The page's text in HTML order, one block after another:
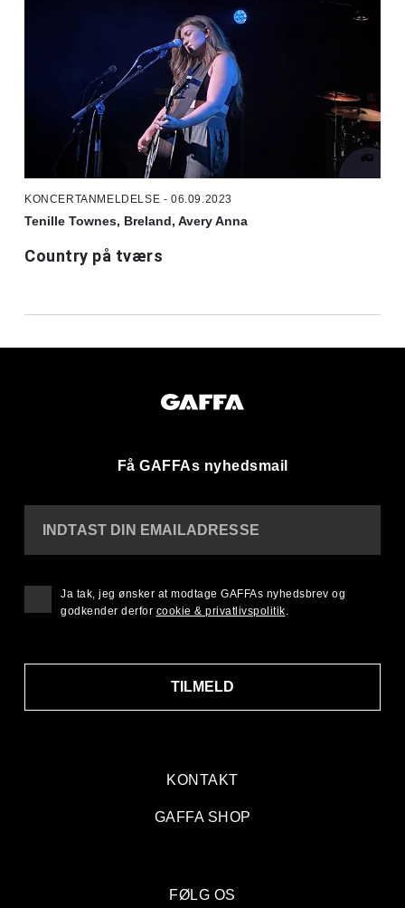
KONCERTANMELDELSE - 06.09.2023
Tenille Townes, Breland, Avery Anna
Country på tværs
Få GAFFAs nyhedsmail
KONTAKT
GAFFA SHOP
INDTAST DIN EMAILADRESSE
TILMELD
Ja tak, jeg ønsker at modtage GAFFAs nyhedsbrev og
godkender derfor cookie & privatlivspolitik.
FØLG OS